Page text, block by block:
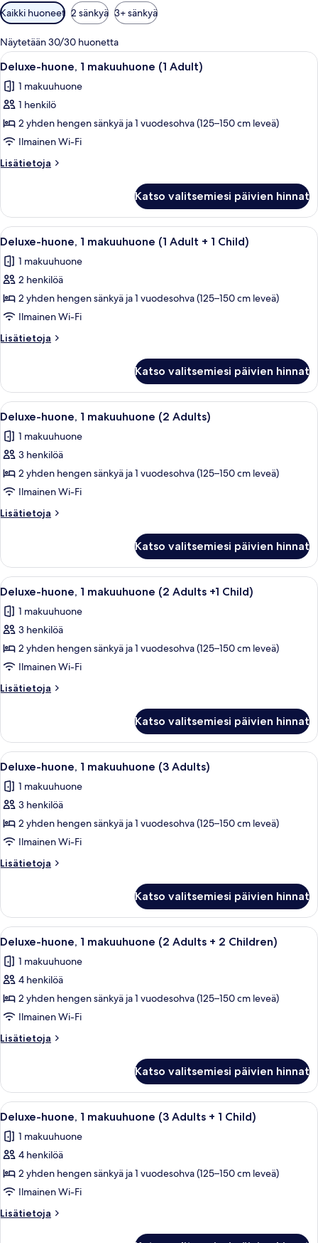
Huoneille
saatavilla
olevia
suodattimia
Kaikki huoneet 2 sänkyä 3+ sänkyä
Näytetään 30/30 huonetta
Avaa
kaikki
huonetyypin
Deluxe-
huone,
1
makuuhuone
(1
kuvat
Moderni, pelkistetty olohuone, jossa
22
Deluxe-huone, 1 makuuhuone (1 Adult)
1 makuuhuone
1 henkilö
2 yhden hengen sänkyä ja 1 vuodesohva (125–150 cm leveä)
Ilmainen Wi-Fi
Lisätietoja
Lisätietoja
1
makuuhuone
(1
Katso valitsemiesi päivien hinnat
Avaa
kaikki
huonetyypin
Deluxe-
huone,
1
makuuhuone
(1
+
Child)
kuvat
Moderni, pelkistetty olohuone, jossa
21
Deluxe-huone, 1 makuuhuone (1 Adult + 1 Child)
1 makuuhuone
2 henkilöä
2 yhden hengen sänkyä ja 1 vuodesohva (125–150 cm leveä)
Ilmainen Wi-Fi
Lisätietoja
Lisätietoja
1
makuuhuone
(1
+
Katso valitsemiesi päivien hinnat
Avaa
kaikki
huonetyypin
Deluxe-
huone,
1
makuuhuone
(2
kuvat
Moderni, pelkistetty olohuone, jossa
21
Deluxe-huone, 1 makuuhuone (2 Adults)
1 makuuhuone
3 henkilöä
2 yhden hengen sänkyä ja 1 vuodesohva (125–150 cm leveä)
Ilmainen Wi-Fi
Lisätietoja
Lisätietoja
1
makuuhuone
(2
Katso valitsemiesi päivien hinnat
Avaa
kaikki
huonetyypin
Deluxe-
huone,
1
makuuhuone
(2
+1
Child)
kuvat
Moderni, pelkistetty olohuone, jossa
20
Deluxe-huone, 1 makuuhuone (2 Adults +1 Child)
1 makuuhuone
3 henkilöä
2 yhden hengen sänkyä ja 1 vuodesohva (125–150 cm leveä)
Ilmainen Wi-Fi
Lisätietoja
Lisätietoja
1
makuuhuone
(2
+1
Child)
Katso valitsemiesi päivien hinnat
Avaa
kaikki
huonetyypin
Deluxe-
huone,
1
makuuhuone
(3
kuvat
Moderni, pelkistetty olohuone, jossa
21
Deluxe-huone, 1 makuuhuone (3 Adults)
1 makuuhuone
3 henkilöä
2 yhden hengen sänkyä ja 1 vuodesohva (125–150 cm leveä)
Ilmainen Wi-Fi
Lisätietoja
Lisätietoja
1
makuuhuone
(3
Katso valitsemiesi päivien hinnat
Avaa
kaikki
huonetyypin
Deluxe-
huone,
1
makuuhuone
(2
+
Children)
kuvat
Moderni, pelkistetty olohuone, jossa
21
Deluxe-huone, 1 makuuhuone (2 Adults + 2 Children)
1 makuuhuone
4 henkilöä
2 yhden hengen sänkyä ja 1 vuodesohva (125–150 cm leveä)
Ilmainen Wi-Fi
Lisätietoja
Lisätietoja
1
makuuhuone
(2
+
2
Katso valitsemiesi päivien hinnat
Avaa
kaikki
huonetyypin
Deluxe-
huone,
1
makuuhuone
(3
Moderni hotellihuone, jossa on
21
Deluxe-huone, 1 makuuhuone (3 Adults + 1 Child)
1 makuuhuone
4 henkilöä
2 yhden hengen sänkyä ja 1 vuodesohva (125–150 cm leveä)
Ilmainen Wi-Fi
Lisätietoja
Lisätietoja